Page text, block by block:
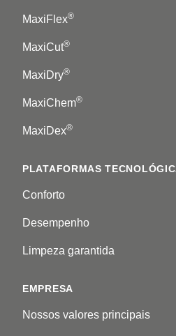
MaxiFlex®
MaxiCut®
MaxiDry®
MaxiChem®
MaxiDex®
PLATAFORMAS
Conforto
Desempenho
Limpeza garantida
EMPRESA
Nossos valores principais